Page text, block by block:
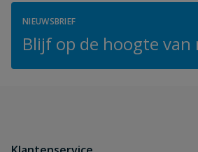
NIEUWSBRIEF
Blijf op de hoogte